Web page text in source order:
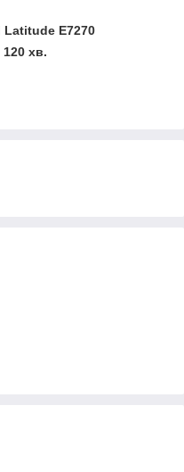
Latitude E7270
120 хв.